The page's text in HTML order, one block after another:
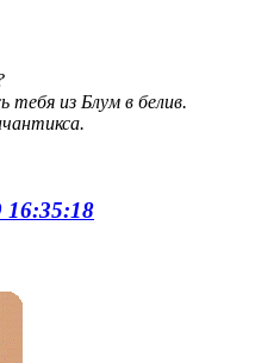
тебя из Блум в белив.
16:35:18